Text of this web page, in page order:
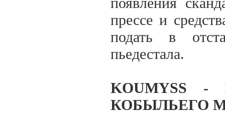
прессе и
подать в
пьедестала.
KOUMYSS
КОБЫЛЬЕГО